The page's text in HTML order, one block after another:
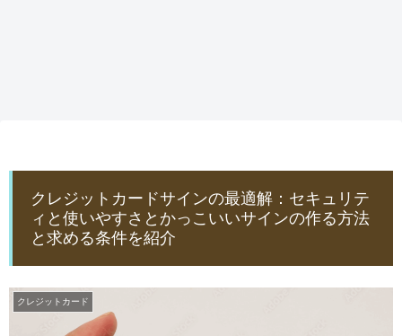
クレジットカードサインの最適解：セキュリテ
ィと使いやすさとかっこいいサインの作る方法
と求める条件を紹介
クレジットカード